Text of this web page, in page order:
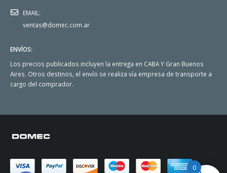
EMAIL:
ventas@domec.com.ar
ENVÍOS:
Los precios publicados incluyen la entrega en CABA Y Gran Buenos
Aires. Otros destinos, el envío se realiza vía empresa de transporte a
cargo del comprador.
0